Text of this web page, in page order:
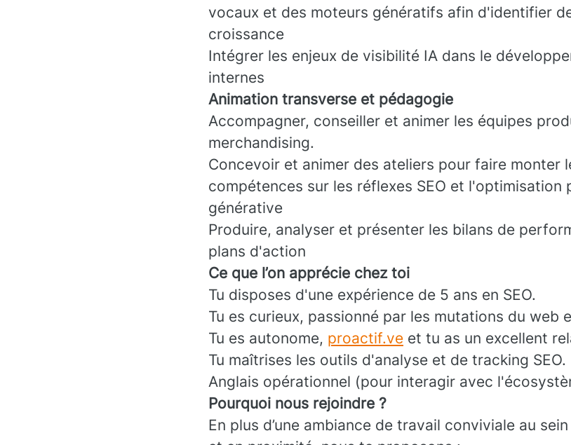
vocaux et des moteurs génératifs afin d'identifier
croissance
Intégrer les enjeux de visibilité IA dans le
internes
Animation transverse et pédagogie
Accompagner, conseiller et animer les équipes
merchandising.
Concevoir et animer des ateliers pour faire monter
compétences sur les réflexes SEO et l'optimisation
générative
Produire, analyser et présenter les bilans de
plans d'action
Ce que l’on apprécie chez toi
Tu disposes d'une expérience de 5 ans en SEO.
Tu es curieux, passionné par les mutations du web
Tu es autonome, proactif.ve et tu as un excellent
Tu maîtrises les outils d'analyse et de tracking SEO.
Anglais opérationnel (pour interagir avec
Pourquoi nous rejoindre ?
En plus d’une ambiance de travail conviviale au